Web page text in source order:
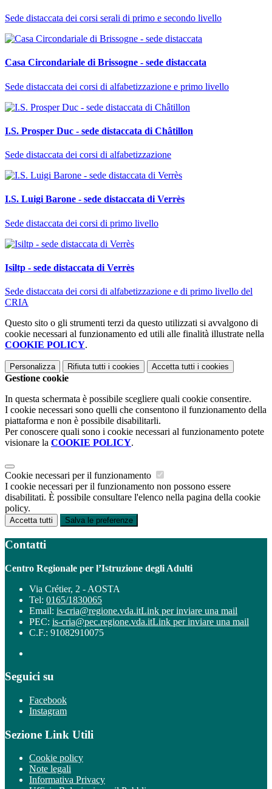
Sede distaccata dei corsi serali di primo e secondo livello
Casa Circondariale di Brissogne - sede distaccata
Sede distaccata dei corsi di alfabetizzazione e primo livello
I.S. Prosper Duc - sede distaccata di Châtillon
Sede distaccata dei corsi di alfabetizzazione
I.S. Luigi Barone - sede distaccata di Verrès
Sede distaccata dei corsi di primo livello
Isiltp - sede distaccata di Verrès
Sede distaccata dei corsi di alfabetizzazione e di primo livello del
CRIA
Questo sito o gli strumenti terzi da questo utilizzati si avvalgono di
cookie necessari al funzionamento ed utili alle finalità illustrate nella
COOKIE POLICY.
Personalizza Rifiuta tutti i cookies Accetta tutti i cookies
Gestione cookie
In questa schermata è possibile scegliere quali cookie consentire.
I cookie necessari sono quelli che consentono il funzionamento della
piattaforma e non è possibile disabilitarli.
Per conoscere quali sono i cookie necessari al funzionamento potete
visionare la COOKIE POLICY.
Cookie necessari per il funzionamento
I cookie necessari per il funzionamento non possono essere
disabilitati. È possibile consultare l'elenco nella pagina della cookie
policy.
Accetta tutti Salva le preferenze
Contatti
Centro Regionale per l’Istruzione degli Adulti
Via Crétier, 2 - AOSTA
Tel: 0165/1830065
Email: is-cria@regione.vda.itLink per inviare una mail
PEC: is-cria@pec.regione.vda.itLink per inviare una mail
C.F.: 91082910075
Seguici su
Facebook
Instagram
Sezione Link Utili
Cookie policy
Note legali
Informativa Privacy